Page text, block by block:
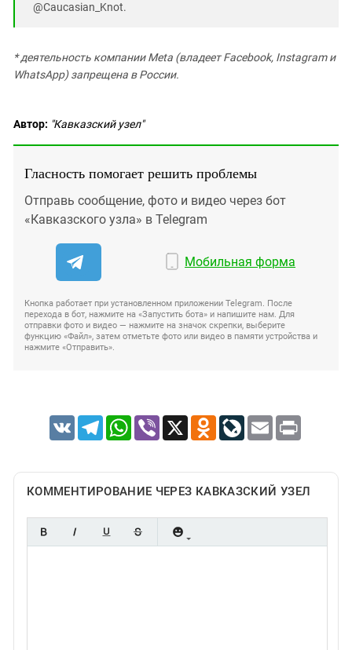
@Caucasian_Knot.
* деятельность компании Meta (владеет Facebook, Instagram и
WhatsApp) запрещена в России.
Автор: "Кавказский узел"
Гласность помогает решить проблемы
Отправь сообщение, фото и видео через бот
«Кавказского узла» в Telegram
Мобильная форма
Кнопка работает при установленном приложении Telegram. После
перехода в бот, нажмите на «Запустить бота» и напишите нам. Для
отправки фото и видео — нажмите на значок скрепки, выберите
функцию «Файл», затем отметьте фото или видео в памяти устройства и
нажмите «Отправить».
VK TelegramWhatsApp
Viber X Odnoklassniki
LiveJournal
Email Print
КОММЕНТИРОВАНИЕ ЧЕРЕЗ КАВКАЗСКИЙ УЗЕЛ